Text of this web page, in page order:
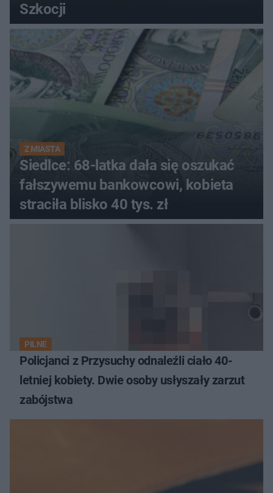
Szkocji
Z MIASTA
Siedlce: 68-latka dała się oszukać
fałszywemu bankowcowi, kobieta
straciła blisko 40 tys. zł
PILNE
Policjanci z Przysuchy odnaleźli ciało 40-
letniej kobiety. Dwie osoby usłyszały zarzut
zabójstwa